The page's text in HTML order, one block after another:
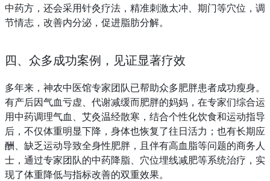
中药方，还会采用针灸疗法，精准刺激太冲、期门等穴位，调
节情志，改善内分泌，促进脂肪分解。
四、众多成功案例，见证显著疗效
多年来，神农中医馆专家团队已帮助众多肥胖患者成功瘦身。
有产后因气血亏虚、代谢减缓而肥胖的妈妈，在专家们综合运
用中药调理气血、艾灸温经散寒，结合个性化饮食和运动指导
后，不仅体重明显下降，身体也恢复了往日活力；也有长期应
酬、缺乏运动导致全身性肥胖，且伴有高血脂等问题的商务人
士，通过专家团队的中药降脂、穴位埋线减肥等系统治疗，实
现了体重降低与指标改善的双重效果。